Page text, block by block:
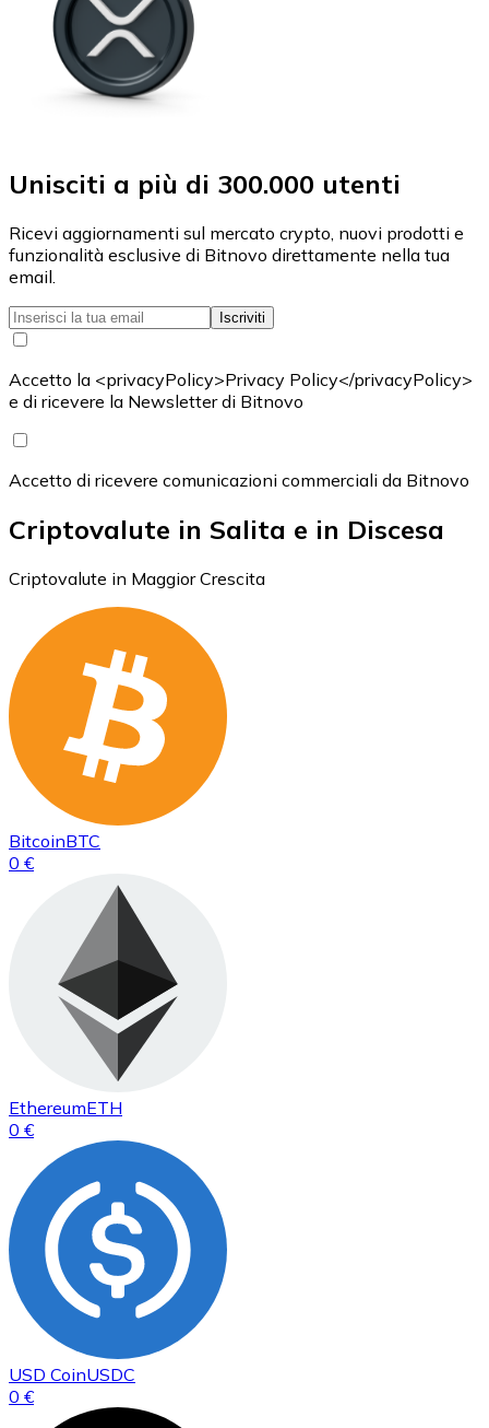
Unisciti a più di 300.000 utenti
Ricevi aggiornamenti sul mercato crypto, nuovi prodotti e
funzionalità esclusive di Bitnovo direttamente nella tua
email.
Iscriviti
Accetto la <privacyPolicy>Privacy Policy</privacyPolicy>
e di ricevere la Newsletter di Bitnovo
Accetto di ricevere comunicazioni commerciali da Bitnovo
Criptovalute in Salita e in Discesa
Criptovalute in Maggior Crescita
BitcoinBTC
0 €
EthereumETH
0 €
USD CoinUSDC
0 €